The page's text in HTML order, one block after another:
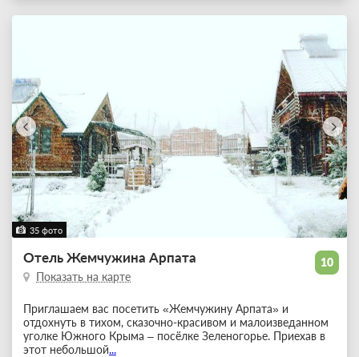
35 фото
10
Отель Жемчужина Арпата
Показать на карте
Приглашаем вас посетить «Жемчужину Арпата» и
отдохнуть в тихом, сказочно-красивом и малоизведанном
уголке Южного Крыма – посёлке Зеленогорье. Приехав в
этот небольшой...